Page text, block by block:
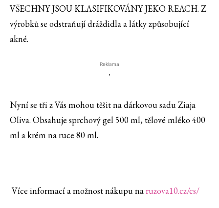
VŠECHNY JSOU KLASIFIKOVÁNY JEKO REACH. Z
výrobků se odstraňují dráždidla a látky způsobující
akné.
Reklama
'
Nyní se tři z Vás mohou těšit na dárkovou sadu Ziaja
Oliva. Obsahuje sprchový gel 500 ml, tělové mléko 400
ml a krém na ruce 80 ml.
Více informací a možnost nákupu naruzova10.cz/cs/